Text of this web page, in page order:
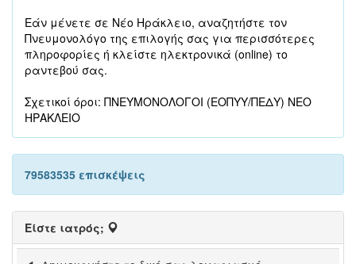
Εάν μένετε σε Νέο Ηράκλειο, αναζητήστε τον
Πνευμονολόγο της επιλογής σας για περισσότερες
πληροφορίες ή κλείστε ηλεκτρονικά (online) το
ραντεβού σας.
Σχετικοί όροι: ΠΝΕΥΜΟΝΟΛΟΓΟΙ (ΕΟΠΥΥ/ΠΕΔΥ) ΝΕΟ
ΗΡΑΚΛΕΙΟ
79583535 επισκέψεις
Είστε ιατρός;